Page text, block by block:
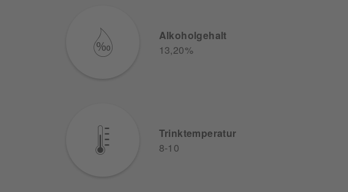
Alkoholgehalt
13,20%
Trinktemperatur
8-10